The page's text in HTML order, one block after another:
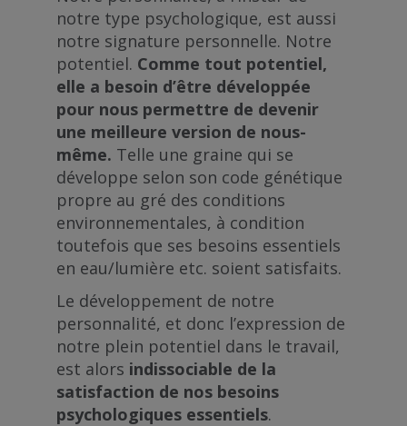
notre type psychologique, est aussi
notre signature personnelle. Notre
potentiel. Comme tout potentiel,
elle a besoin d’être développée
pour nous permettre de devenir
une meilleure version de nous-
même. Telle une graine qui se
développe selon son code génétique
propre au gré des conditions
environnementales, à condition
toutefois que ses besoins essentiels
en eau/lumière etc. soient satisfaits.
Le développement de notre
personnalité, et donc l’expression de
notre plein potentiel dans le travail,
est alors indissociable de la
satisfaction de nos besoins
psychologiques essentiels.